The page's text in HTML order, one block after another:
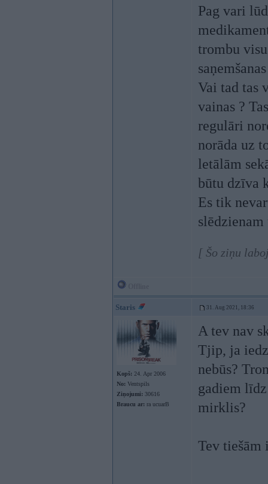
Pag vari
trombu
Vai tad tas
vainas ?
regulāri
norāda uz
letālām
būtu dzīva
Es tik
[ Šo ziņu
Staris 31. Aug 2021, 18:36
Kopš: 24. Apr 2006
No: Ventspils
Ziņojumi: 30616
Braucu ar: ra ucuarB
A tev nav
Tjip, ja
nebūs?
gadiem
mirklis?
Tev